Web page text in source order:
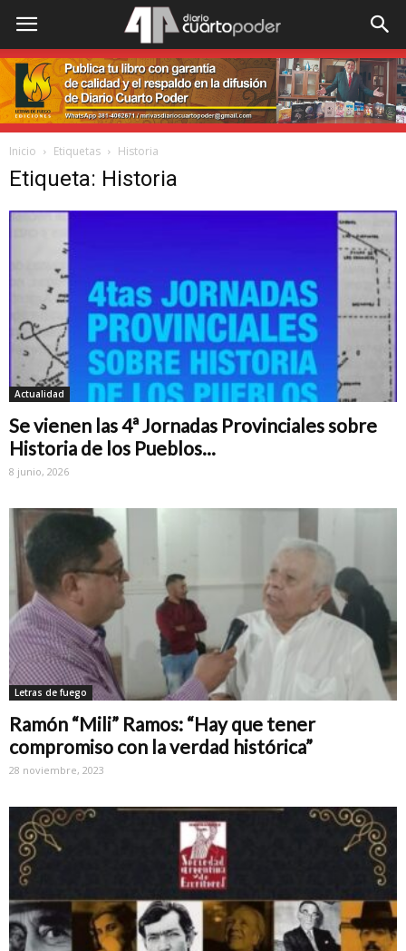
Inicio Etiquetas Historia
Etiqueta: Historia
Actualidad
Se vienen las 4ª Jornadas Provinciales sobre
Historia de los Pueblos...
8 junio, 2026
Letras de fuego
Ramón “Mili” Ramos: “Hay que tener
compromiso con la verdad histórica”
28 noviembre, 2023